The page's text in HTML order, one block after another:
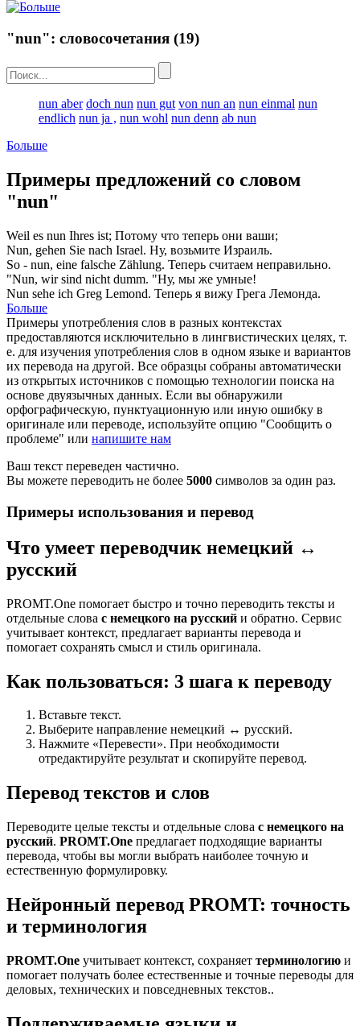
"nun": словосочетания (19)
nun aber doch nun nun gut von nun an nun einmal nun
endlich nun ja , nun wohl nun denn ab nun
Больше
Примеры предложений со словом
"nun"
Weil es nun Ihres ist; Потому что теперь они ваши;
Nun, gehen Sie nach Israel. Ну, возьмите Израиль.
So - nun, eine falsche Zählung. Теперь считаем неправильно.
"Nun, wir sind nicht dumm. "Ну, мы же умные!
Nun sehe ich Greg Lemond. Теперь я вижу Грега Лемонда.
Больше
Примеры употребления слов в разных контекстах
предоставляются исключительно в лингвистических целях, т.
е. для изучения употребления слов в одном языке и вариантов
их перевода на другой. Все образцы собраны автоматически
из открытых источников с помощью технологии поиска на
основе двуязычных данных. Если вы обнаружили
орфографическую, пунктуационную или иную ошибку в
оригинале или переводе, используйте опцию "Сообщить о
проблеме" или напишите нам
Ваш текст переведен частично.
Вы можете переводить не более 5000 символов за один раз.
Примеры использования и перевод
Что умеет переводчик немецкий ↔
русский
PROMT.One помогает быстро и точно переводить тексты и
отдельные слова с немецкого на русский и обратно. Сервис
учитывает контекст, предлагает варианты перевода и
помогает сохранять смысл и стиль оригинала.
Как пользоваться: 3 шага к переводу
Вставьте текст.
Выберите направление немецкий ↔ русский.
Нажмите «Перевести». При необходимости
отредактируйте результат и скопируйте перевод.
Перевод текстов и слов
Переводите целые тексты и отдельные слова с немецкого на
русский. PROMT.One предлагает подходящие варианты
перевода, чтобы вы могли выбрать наиболее точную и
естественную формулировку.
Нейронный перевод PROMT: точность
и терминология
PROMT.One учитывает контекст, сохраняет терминологию и
помогает получать более естественные и точные переводы для
деловых, технических и повседневных текстов..